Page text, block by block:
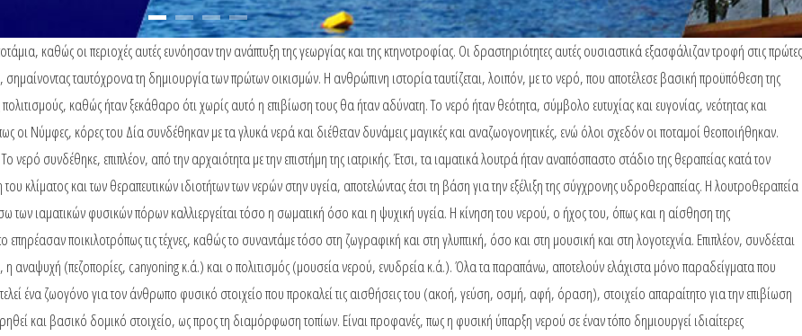
καθώς οι περιοχές αυτές ευνόησαν την ανάπτυξη της γεωργίας και της κτηνοτροφίας. Οι δραστηριότητες αυτές ουσιαστικά εξασφάλιζαν τροφή στις πρώτες
σημαίνοντας ταυτόχρονα τη δημιουργία των πρώτων οικισμών. Η ανθρώπινη ιστορία ταυτίζεται, λοιπόν, με το νερό, που αποτέλεσε βασική προϋπόθεση της
καθώς ήταν ξεκάθαρο ότι χωρίς αυτό η επιβίωση τους θα ήταν αδύνατη. Το νερό ήταν θεότητα, σύμβολο ευτυχίας και ευγονίας, νεότητας και
οι Νύμφες, κόρες του Δία συνδέθηκαν με τα γλυκά νερά και διέθεταν δυνάμεις μαγικές και αναζωογονητικές, ενώ όλοι σχεδόν οι ποταμοί θεοποιήθηκαν.
νερό συνδέθηκε, επιπλέον, από την αρχαιότητα με την επιστήμη της ιατρικής. Έτσι, τα ιαματικά λουτρά ήταν αναπόσπαστο στάδιο της θεραπείας κατά τον
κλίματος και των θεραπευτικών ιδιοτήτων των νερών στην υγεία, αποτελώντας έτσι τη βάση για την εξέλιξη της σύγχρονης υδροθεραπείας. Η λουτροθεραπεία
των ιαματικών φυσικών πόρων καλλιεργείται τόσο η σωματική όσο και η ψυχική υγεία. Η κίνηση του νερού, ο ήχος του, όπως και η αίσθηση της
ποικιλοτρόπως τις τέχνες, καθώς το συναντάμε τόσο στη ζωγραφική και στη γλυπτική, όσο και στη μουσική και στη λογοτεχνία. Επιπλέον, συνδέεται
(πεζοπορίες, canyoning κ.ά.) και ο πολιτισμός (μουσεία νερού, ενυδρεία κ.ά.). Όλα τα παραπάνω, αποτελούν ελάχιστα μόνο παραδείγματα που
ένα ζωογόνο για τον άνθρωπο φυσικό στοιχείο που προκαλεί τις αισθήσεις του (ακοή, γεύση, οσμή, αφή, όραση), στοιχείο απαραίτητο για την επιβίωση
και βασικό δομικό στοιχείο, ως προς τη διαμόρφωση τοπίων. Είναι προφανές, πως η φυσική ύπαρξη νερού σε έναν τόπο δημιουργεί ιδιαίτερες